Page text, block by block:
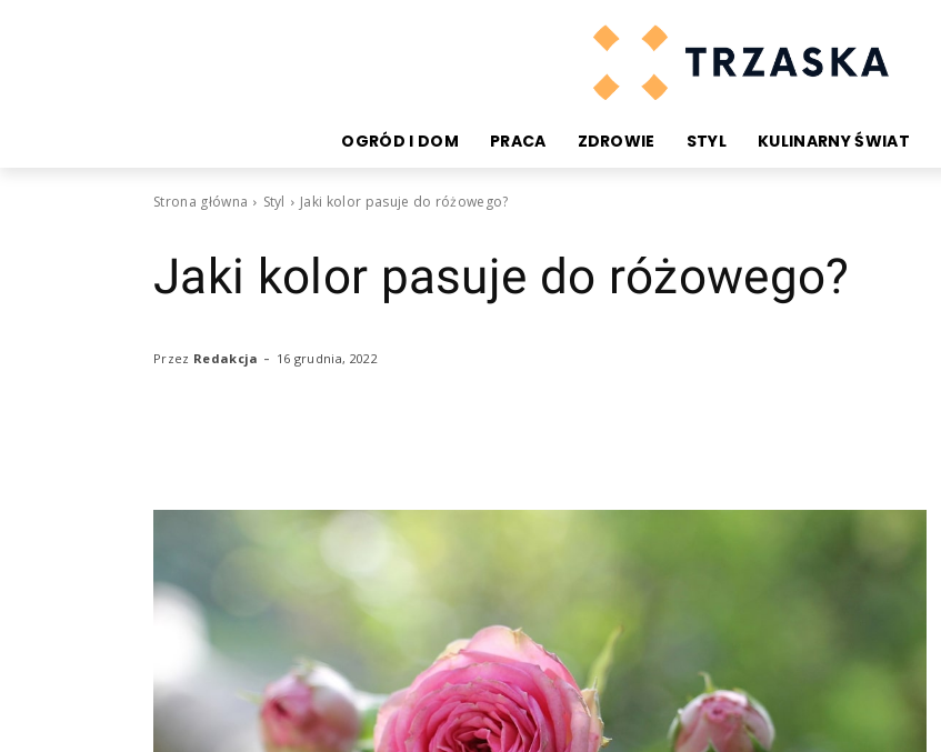
OGRÓD I DOM PRACA ZDROWIE STYL KULINARNY ŚWIAT
Strona główna Styl Jaki kolor pasuje do różowego?
Jaki kolor pasuje do różowego?
Przez Redakcja - 16 grudnia, 2022